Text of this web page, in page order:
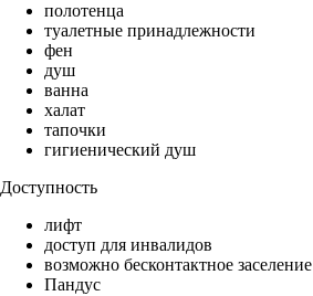
полотенца
туалетные принадлежности
фен
душ
ванна
халат
тапочки
гигиенический душ
Доступность
лифт
доступ для инвалидов
возможно бесконтактное заселение
Пандус